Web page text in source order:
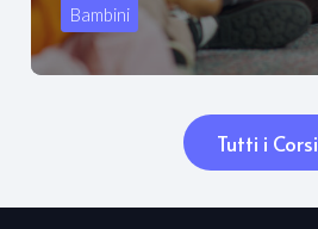
Bambini
Tutti i Corsi